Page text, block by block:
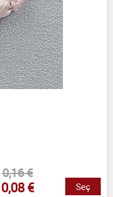
0,16 €
0,08 € Seç